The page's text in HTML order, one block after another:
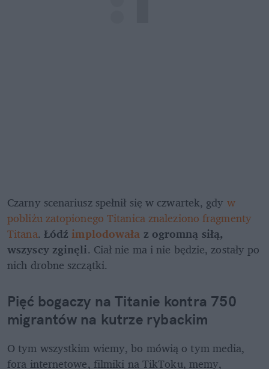
Czarny scenariusz spełnił się w czwartek, gdy w
pobliżu zatopionego Titanica znaleziono fragmenty
Titana. Łódź implodowała z ogromną siłą,
wszyscy zginęli. Ciał nie ma i nie będzie, zostały po
nich drobne szczątki.
Pięć bogaczy na Titanie kontra 750
migrantów na kutrze rybackim
O tym wszystkim wiemy, bo mówią o tym media,
fora internetowe, filmiki na TikToku, memy,